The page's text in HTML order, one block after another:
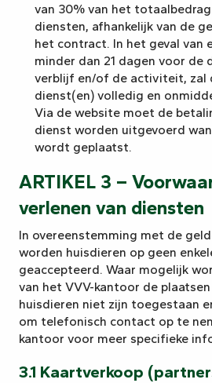
van 30% van het totaalbedrag
diensten, afhankelijk van de
het contract. In het geval van
minder dan 21 dagen voor de
verblijf en/of de activiteit, zal
dienst(en) volledig en
Via de website moet de
dienst worden uitgevoerd
wordt geplaatst.
ARTIKEL 3 –
verlenen van diensten
In overeenstemming met de
worden huisdieren op geen
geaccepteerd. Waar mogelijk
van het VVV-kantoor de
huisdieren niet zijn toegestaan
om telefonisch contact op te
kantoor voor meer specifieke
3.1 Kaartverkoop